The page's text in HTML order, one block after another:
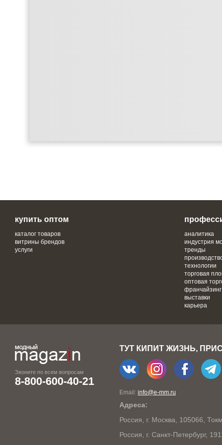
купить оптом
каталог товаров
витрины брендов
услуги
аналитика
индустрия
тренды
технологии
торговая
оптовая
франчайзинг
выставки
карьера
Звоните по всем вопросам
8-800-600-40-21
ТУТ КИПИТ ЖИЗНЬ,
Email: info@e-mm.ru
Адреса:
Россия, г. Москва, 105066,
Россия, г. Санкт-Петербург,